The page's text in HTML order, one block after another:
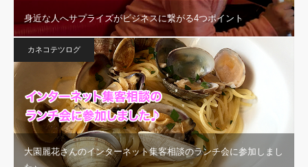
身近な人へサプライズがビジネスに繋がる4つポイント
カネコテツログ
大園麗花さんのインターネット集客相談のランチ会に参加しまし